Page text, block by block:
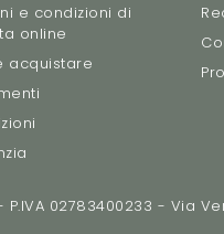
e condizioni di
online
acquistare
02783400233 - Via